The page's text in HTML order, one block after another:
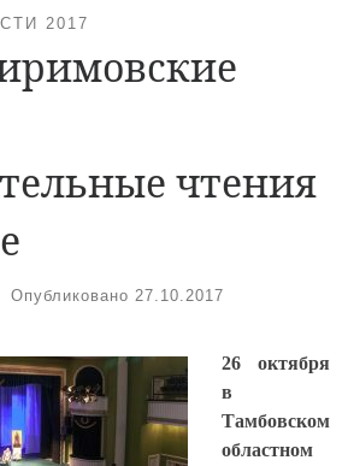
2017
чтения
Опубликовано 27.10.2017
26 октября
в
Тамбовском
областном